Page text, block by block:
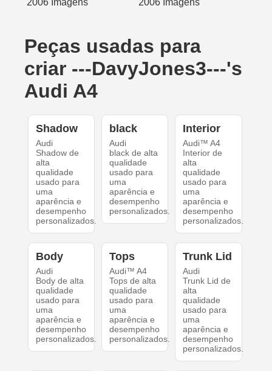
Peças usadas para
criar ---DavyJones3---'s
Audi A4
Shadow
Audi
Shadow de
alta
qualidade
usado para
uma
aparência e
desempenho
personalizados.
black
Audi
black de alta
qualidade
usado para
uma
aparência e
desempenho
personalizados.
Interior
Audi™ A4
Interior de
alta
qualidade
usado para
uma
aparência e
desempenho
personalizados.
Body
Audi
Body de alta
qualidade
usado para
uma
aparência e
desempenho
personalizados.
Tops
Audi™ A4
Tops de alta
qualidade
usado para
uma
aparência e
desempenho
personalizados.
Trunk Lid
Audi
Trunk Lid de
alta
qualidade
usado para
uma
aparência e
desempenho
personalizados.